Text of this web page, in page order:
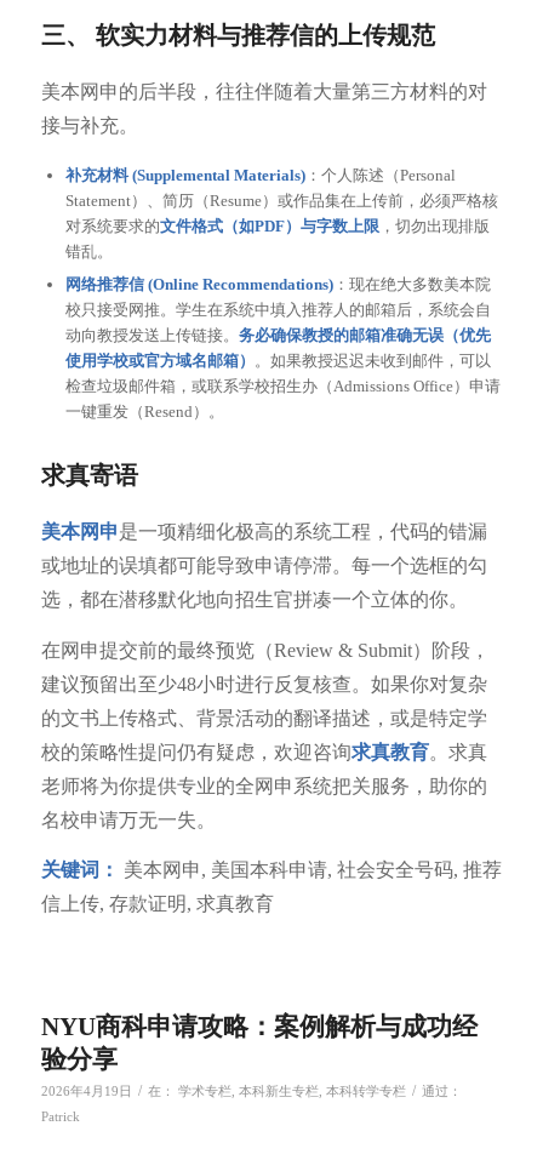
三、 软实力材料与推荐信的上传规范
美本网申的后半段，往往伴随着大量第三方材料的对
接与补充。
补充材料 (Supplemental Materials)：个人陈述（Personal
Statement）、简历（Resume）或作品集在上传前，必须严格核
对系统要求的文件格式（如PDF）与字数上限，切勿出现排版
错乱。
网络推荐信 (Online Recommendations)：现在绝大多数美本院
校只接受网推。学生在系统中填入推荐人的邮箱后，系统会自
动向教授发送上传链接。 务必确保教授的邮箱准确无误（优先
使用学校或官方域名邮箱） 。如果教授迟迟未收到邮件，可以
检查垃圾邮件箱，或联系学校招生办（Admissions Office）申请
一键重发（Resend）。
求真寄语
美本网申是一项精细化极高的系统工程，代码的错漏
或地址的误填都可能导致申请停滞。每一个选框的勾
选，都在潜移默化地向招生官拼凑一个立体的你。
在网申提交前的最终预览（Review & Submit）阶段，
建议预留出至少48小时进行反复核查。如果你对复杂
的文书上传格式、背景活动的翻译描述，或是特定学
校的策略性提问仍有疑虑，欢迎咨询求真教育。求真
老师将为你提供专业的全网申系统把关服务，助你的
名校申请万无一失。
关键词：
美本网申, 美国本科申请, 社会安全号码, 推荐
信上传, 存款证明, 求真教育
NYU商科申请攻略：案例解析与成功经
验分享
2026年4月19日 / 在： 学术专栏, 本科新生专栏, 本科转学专栏 / 通过：
Patrick